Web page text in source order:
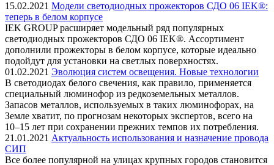
15.02.2021 Модели светодиодных прожекторов СДО 06 IEK®:
теперь в белом корпусе
IEK GROUP расширяет модельный ряд популярных
светодиодных прожекторов СДО 06 IEK®. Ассортимент
дополнили прожекторы в белом корпусе, которые идеально
подойдут для установки на светлых поверхностях.
01.02.2021 Эволюция систем освещения. Новые технологии
В светодиодах белого свечения, как правило, применяется
специальный люминофор из редкоземельных металлов.
Запасов металлов, используемых в таких люминофорах, на
Земле хватит, по прогнозам некоторых экспертов, всего на
10–15 лет при сохранении прежних темпов их потребления.
21.01.2021 Актуальность использования и назначение провода
СИП
Все более популярной на улицах крупных городов становится